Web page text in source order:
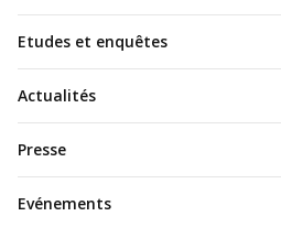
Etudes et enquêtes
Actualités
Presse
Evénements